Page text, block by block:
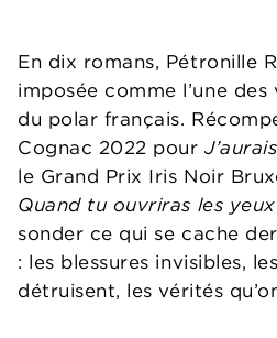
En dix romans, Pétronille
imposée comme l’une
du polar français.
Cognac 2022 pour
le Grand Prix Iris Noir
Quand tu ouvriras les yeux
sonder ce qui se cache
: les blessures invisibles,
détruisent, les vérités